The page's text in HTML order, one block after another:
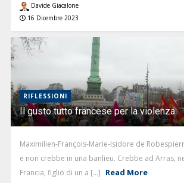
Davide Giacalone
16 Dicembre 2023
RIFLESSIONI
Il gusto tutto francese per la violenza
Maximilien-François-Marie-Isidore de
e non crebbe in una banlieu. Crebbe ad Arras,
Francia, figlio di un a [...] Read More